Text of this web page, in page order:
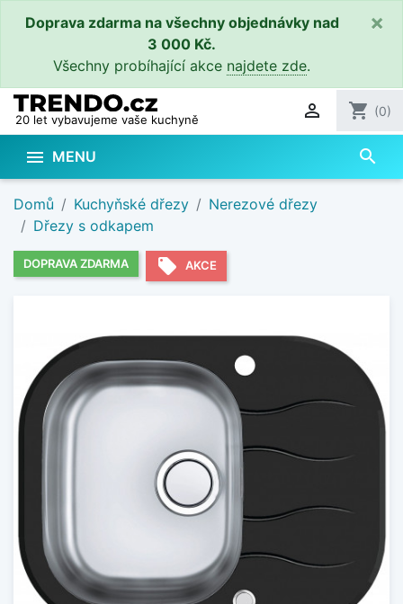
Doprava zdarma na všechny objednávky nad
3 000 Kč.
Všechny probíhající akce najdete zde.
×
20 let vybavujeme vaše kuchyně  shopping_cart (0)
 MENU search
Domů Kuchyňské dřezy
Nerezové dřezy
Dřezy s odkapem
DOPRAVA ZDARMA local_offer AKCE